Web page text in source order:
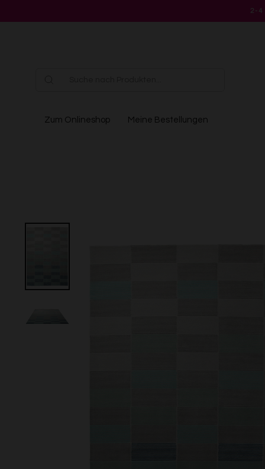
2-4
Zum Onlineshop Meine Bestellungen